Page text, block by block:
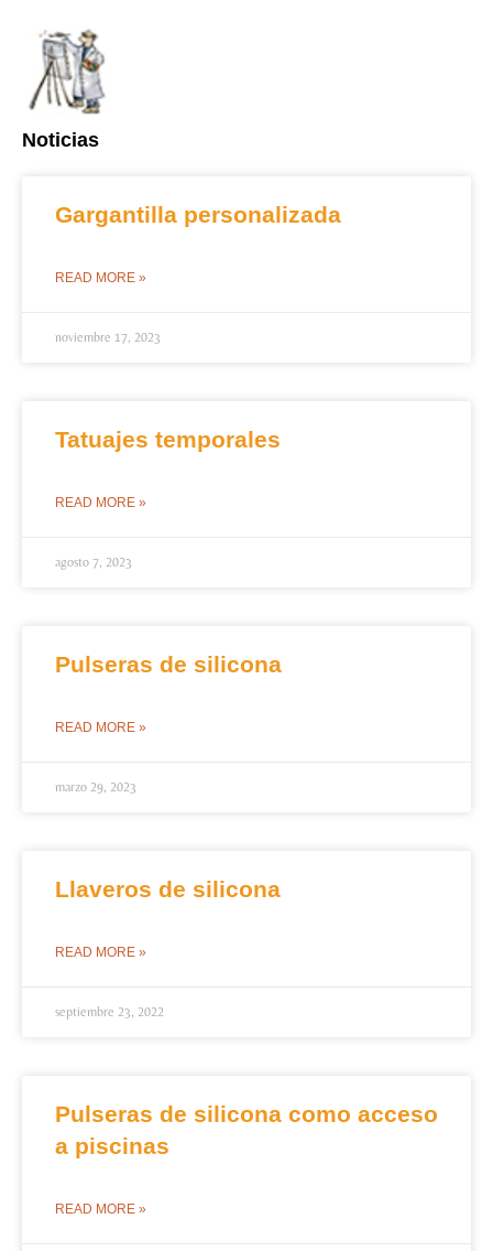
Noticias
Gargantilla personalizada
READ MORE »
noviembre 17, 2023
Tatuajes temporales
READ MORE »
agosto 7, 2023
Pulseras de silicona
READ MORE »
marzo 29, 2023
Llaveros de silicona
READ MORE »
septiembre 23, 2022
Pulseras de silicona como acceso
a piscinas
READ MORE »